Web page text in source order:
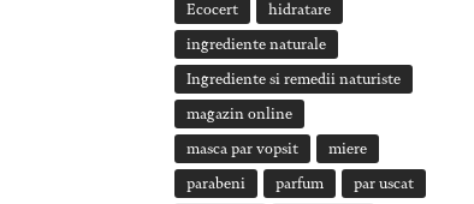
Ecocert hidratare
ingrediente naturale
Ingrediente si remedii naturiste
magazin online
masca par vopsit miere
parabeni parfum par uscat